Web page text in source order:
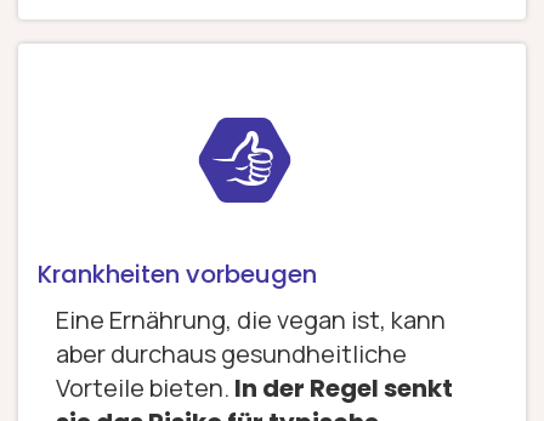
Krankheiten vorbeugen
Eine Ernährung, die vegan ist, kann
aber durchaus gesundheitliche
Vorteile bieten. In der Regel senkt